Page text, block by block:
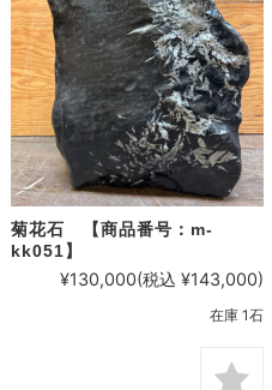
菊花石 【商品番号：m-
kk051】
¥130,000(税込 ¥143,000)
在庫 1石